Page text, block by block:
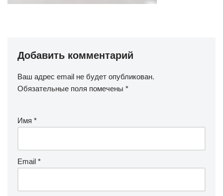
Добавить комментарий
Ваш адрес email не будет опубликован.
Обязательные поля помечены *
Имя *
Email *